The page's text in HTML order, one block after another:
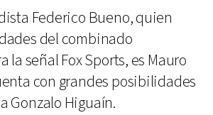
Federico Bueno, quien
del combinado
la señal Fox Sports, es Mauro
con grandes posibilidades
Gonzalo Higuaín.